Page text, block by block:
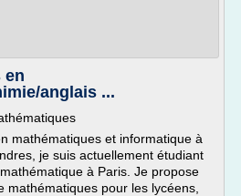
en
anglais ...
mathématiques et informatique à
je suis actuellement étudiant
à Paris. Je propose
mathématiques pour les lycéens,